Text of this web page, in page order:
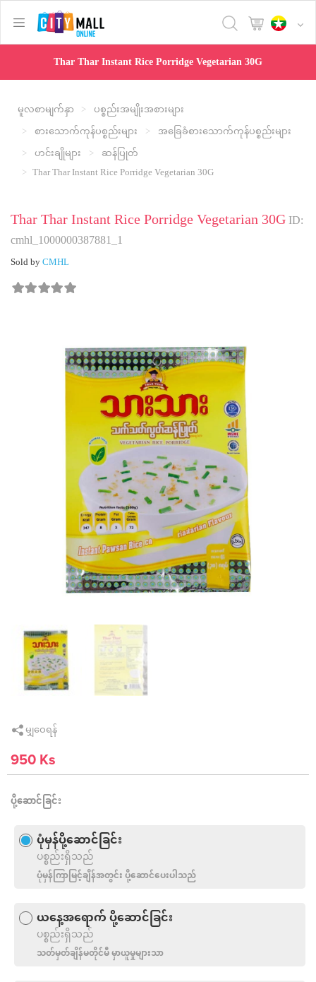
text.skipToContent
text.skipToNavigation
Thar Thar Instant Rice Porridge Vegetarian 30G
မူလစာမျက်နှာ
ပစ္စည်းအမျိုးအစားများ
စားသောက်ကုန်ပစ္စည်းများ
အခြေခံစားသောက်ကုန်ပစ္စည်းများ
ဟင်းချိုများ
ဆန်ပြုတ်
Thar Thar Instant Rice Porridge Vegetarian 30G
Thar Thar Instant Rice Porridge Vegetarian 30GID:
cmhl_1000000387881_1
Sold byCMHL
မျှဝေရန်
950 Ks
ပို့ဆောင်ခြင်း
ပုံမှန်ပို့ဆောင်ခြင်း
ပစ္စည်းရှိသည်
ပုံမှန်ကြာမြင့်ချိန်အတွင်း ပို့ဆောင်ပေးပါသည်
ယနေ့အရောက် ပို့ဆောင်ခြင်း
ပစ္စည်းရှိသည်
သတ်မှတ်ချိန်မတိုင်မီ မှာယူမှုများသာ